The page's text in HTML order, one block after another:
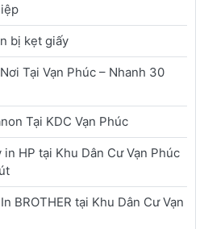
bị kẹt giấy
Tại Vạn Phúc – Nhanh 30
Tại KDC Vạn Phúc
HP tại Khu Dân Cư Vạn Phúc
BROTHER tại Khu Dân Cư Vạn